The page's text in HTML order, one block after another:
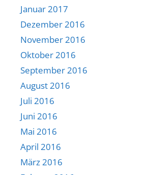
Januar 2017
Dezember 2016
November 2016
Oktober 2016
September 2016
August 2016
Juli 2016
Juni 2016
Mai 2016
April 2016
März 2016